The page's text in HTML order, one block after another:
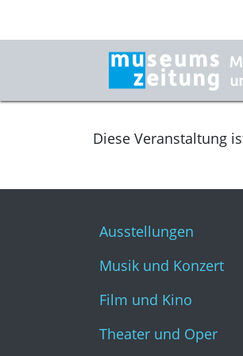
Diese Veranstaltung
Ausstellungen
Musik und Konzert
Film und Kino
Theater und Oper